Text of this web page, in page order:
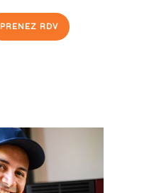
PRENEZ RDV